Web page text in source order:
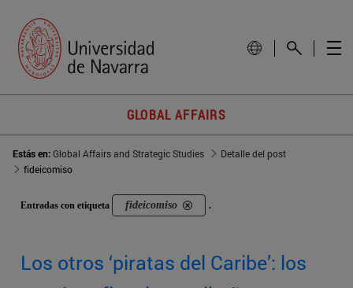
GLOBAL AFFAIRS
Estás en:Global Affairs and Strategic Studies
Detalle del post
fideicomiso
Entradas con etiqueta fideicomiso .
Los otros ‘piratas del Caribe’: los